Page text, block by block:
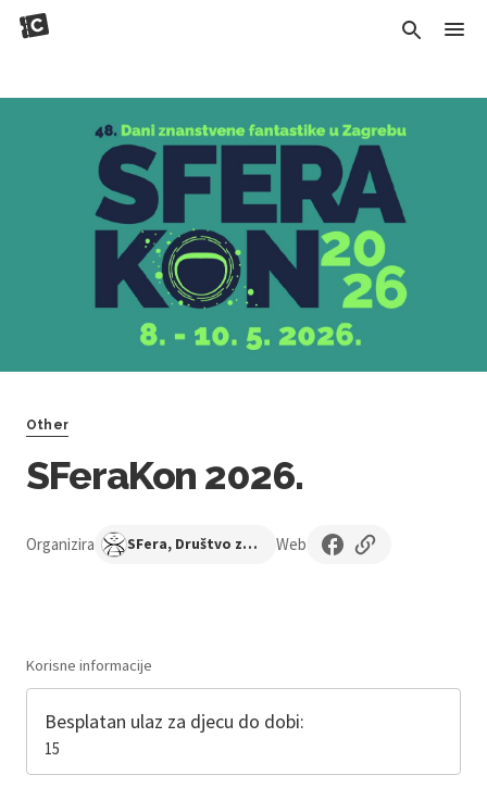
Other
SFeraKon 2026.
Organizira SFera, Društvo za znanstvenu fantastiku iz Zagreba Web
Korisne informacije
Besplatan ulaz za djecu do dobi:
15